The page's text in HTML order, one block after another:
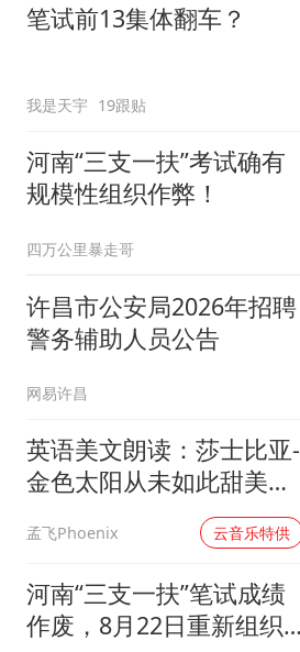
笔试前13集体翻车？
我是天宇 19跟贴
河南“三支一扶”考试确有
规模性组织作弊！
四万公里暴走哥
许昌市公安局2026年招聘
警务辅助人员公告
网易许昌
英语美文朗读：莎士比亚-
金色太阳从未如此甜美吻
孟飞Phoenix 云音乐特供
河南“三支一扶”笔试成绩
作废，8月22日重新组织